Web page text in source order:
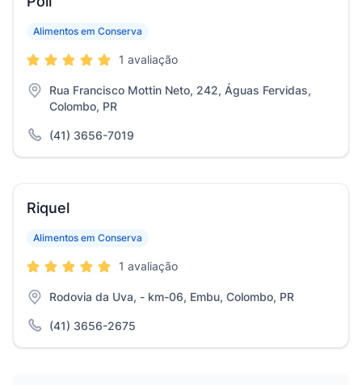
Alimentos em Conserva
1 avaliação
Rua Francisco Mottin Neto, 242, Águas Fervidas,
Colombo, PR
(41) 3656-7019
Riquel
Alimentos em Conserva
1 avaliação
Rodovia da Uva, - km-06, Embu, Colombo, PR
(41) 3656-2675